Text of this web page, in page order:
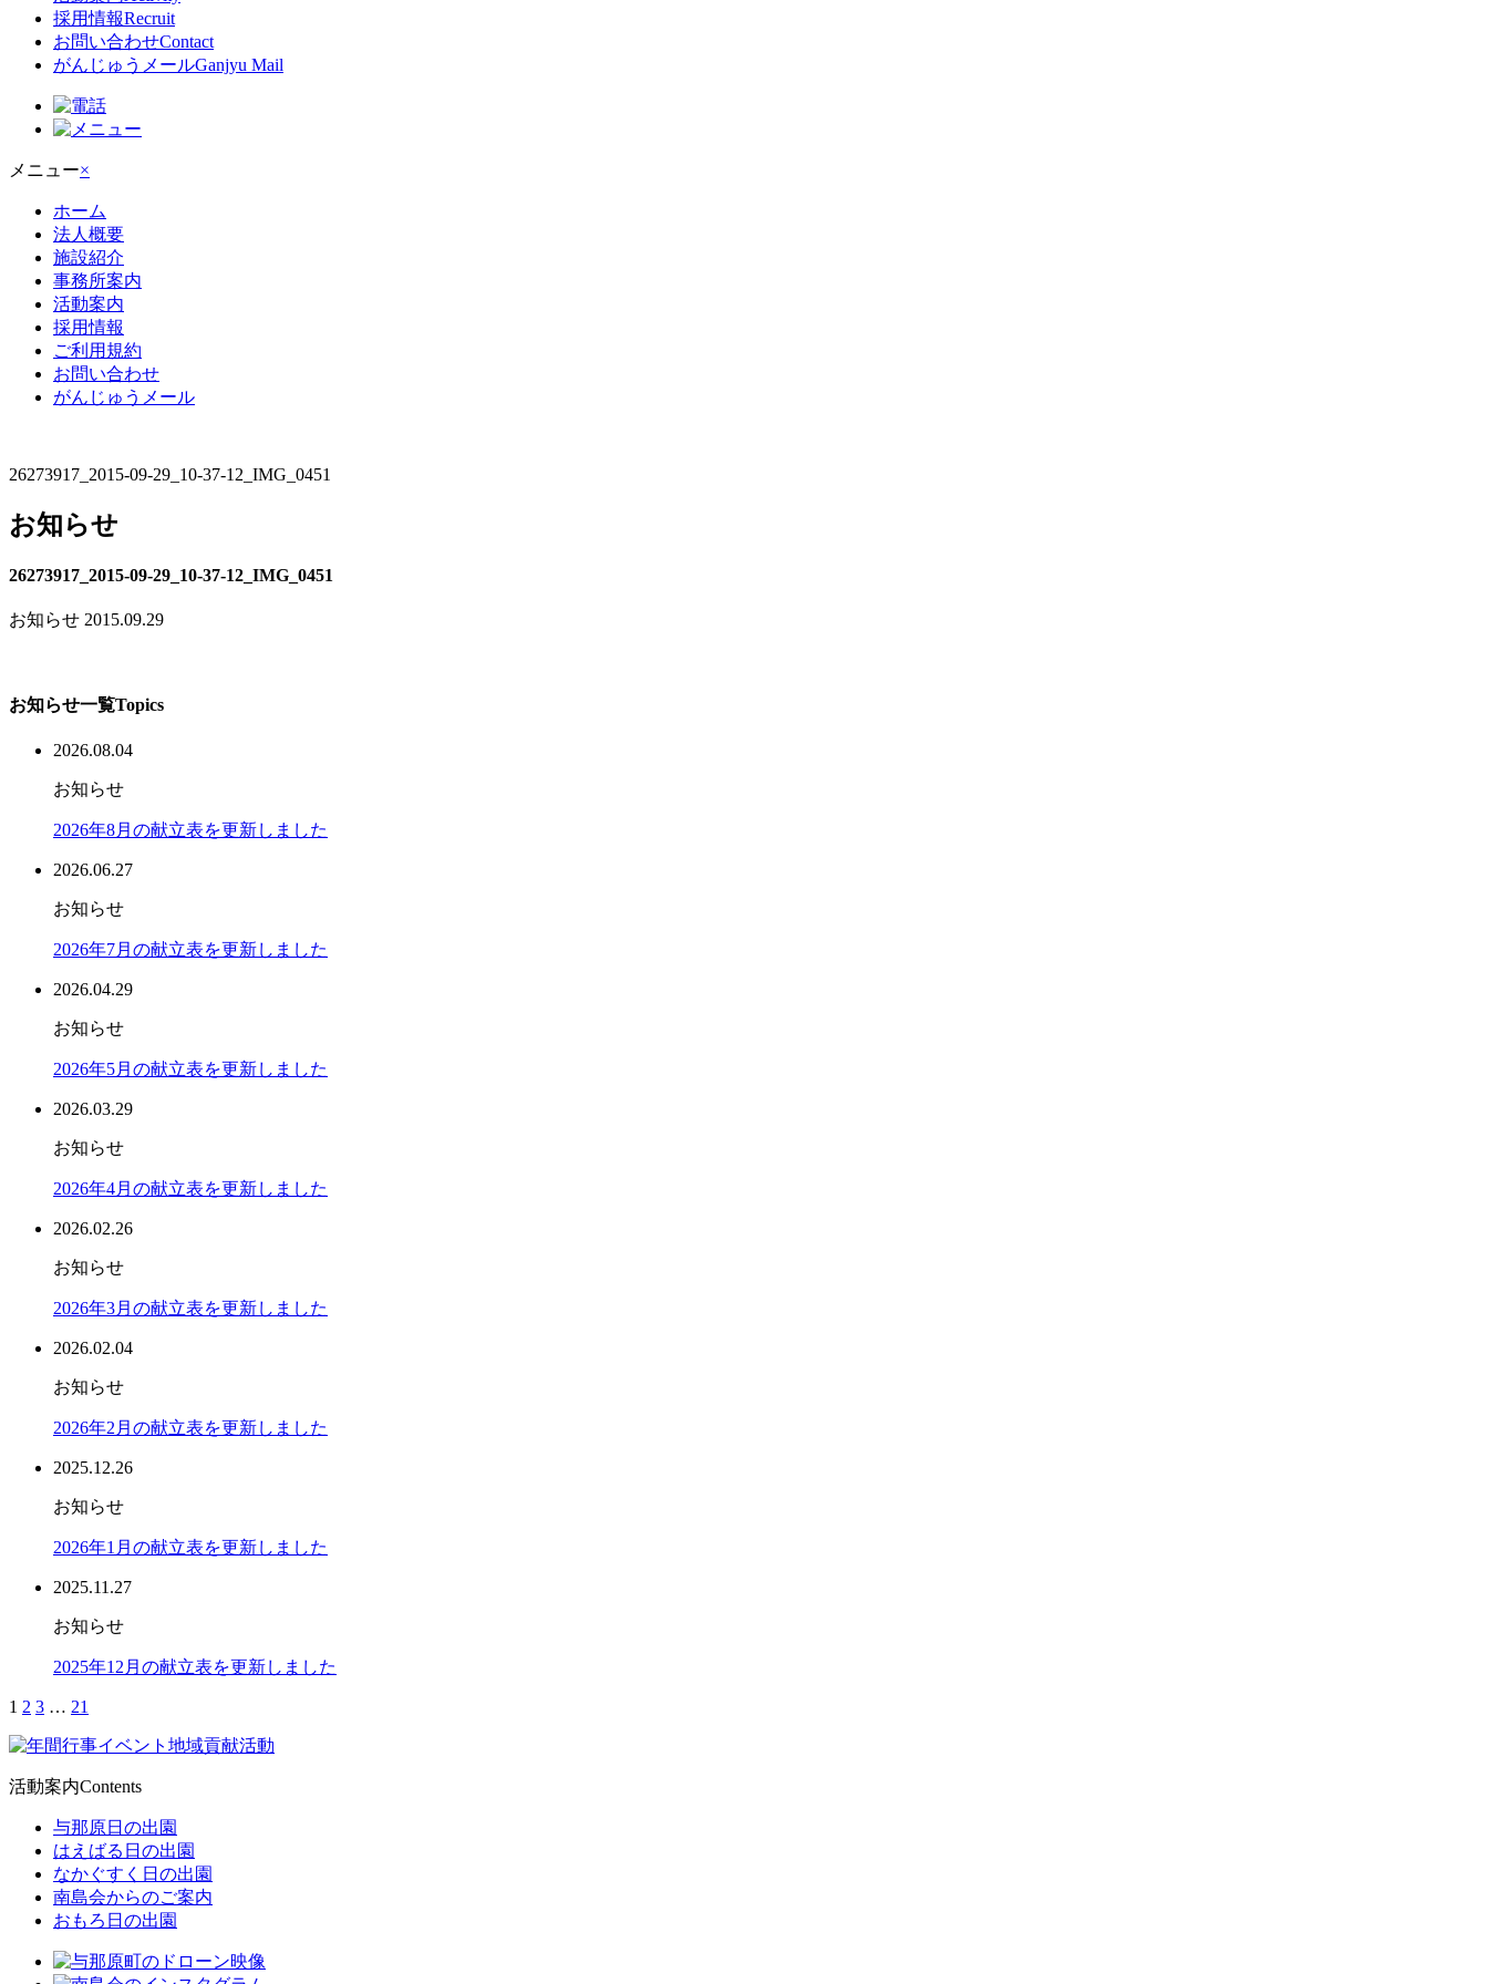
採用情報Recruit
お問い合わせContact
がんじゅうメールGanjyu Mail
メニュー×
ホーム
法人概要
施設紹介
事務所案内
活動案内
採用情報
ご利用規約
お問い合わせ
がんじゅうメール
26273917_2015-09-29_10-37-12_IMG_0451
お知らせ
26273917_2015-09-29_10-37-12_IMG_0451
お知らせ 2015.09.29
お知らせ一覧Topics
2026.08.04
お知らせ
2026年8月の献立表を更新しました
2026.06.27
お知らせ
2026年7月の献立表を更新しました
2026.04.29
お知らせ
2026年5月の献立表を更新しました
2026.03.29
お知らせ
2026年4月の献立表を更新しました
2026.02.26
お知らせ
2026年3月の献立表を更新しました
2026.02.04
お知らせ
2026年2月の献立表を更新しました
2025.12.26
お知らせ
2026年1月の献立表を更新しました
2025.11.27
お知らせ
2025年12月の献立表を更新しました
1 2 3 … 21
活動案内Contents
与那原日の出園
はえばる日の出園
なかぐすく日の出園
南島会からのご案内
おもろ日の出園